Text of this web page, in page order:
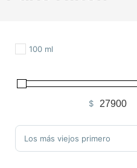
100 ml
$
Sort Products